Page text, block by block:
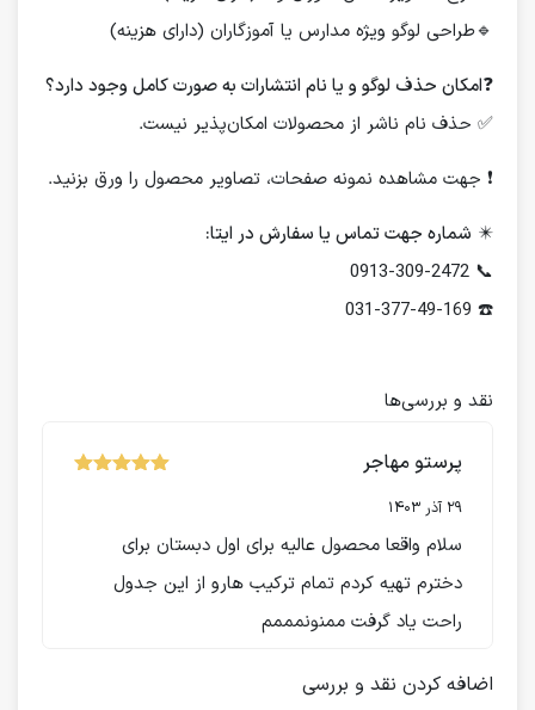
🔹طراحی لوگو ویژه مدارس یا آموزگاران (دارای هزینه)
❓امکان حذف لوگو و یا نام انتشارات به صورت کامل وجود دارد؟
✅ حذف نام ناشر از محصولات امکان‌پذیر نیست.
❗️ جهت مشاهده نمونه صفحات، تصاویر محصول را ورق بزنید.
✴️ شماره جهت تماس یا سفارش در ایتا:
📞 0913-309-2472
☎️ 031-377-49-169
نقد و بررسی‌ها
پرستو مهاجر
29 آذر 1403
سلام واقعا محصول عالیه برای اول دبستان برای
دخترم تهیه کردم تمام ترکیب هارو از این جدول
راحت یاد گرفت ممنونمممم
اضافه کردن نقد و بررسی